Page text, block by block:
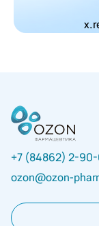
+7 (84862) 2-
ozon@ozon-